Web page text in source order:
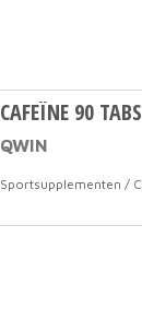
CAFEÏNE 90 TABS
QWIN